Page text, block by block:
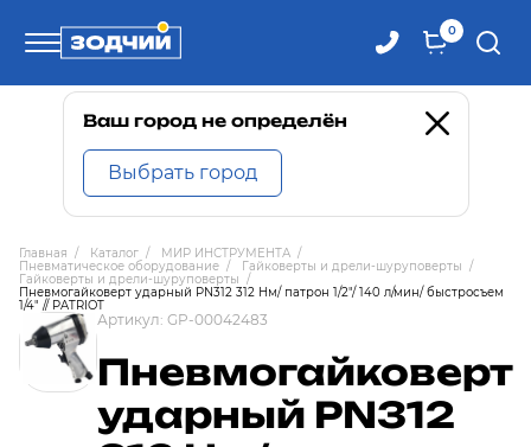
0
Телефоны
8 800 100-71-71
8 (4242) 30-00-27
8 (4242) 30-00-72
Ваш город не определён
Выбрать город
Главная / Каталог / МИР ИНСТРУМЕНТА /
Пневматическое оборудование / Гайковерты и дрели-шуруповерты /
Гайковерты и дрели-шуруповерты /
Пневмогайковерт ударный PN312 312 Нм/ патрон 1/2"/ 140 л/мин/ быстросъем
1/4" // PATRIOT
Артикул: GP-00042483
Пневмогайковерт
ударный PN312